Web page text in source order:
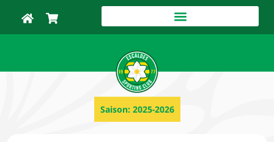
Saison: 2025-2026